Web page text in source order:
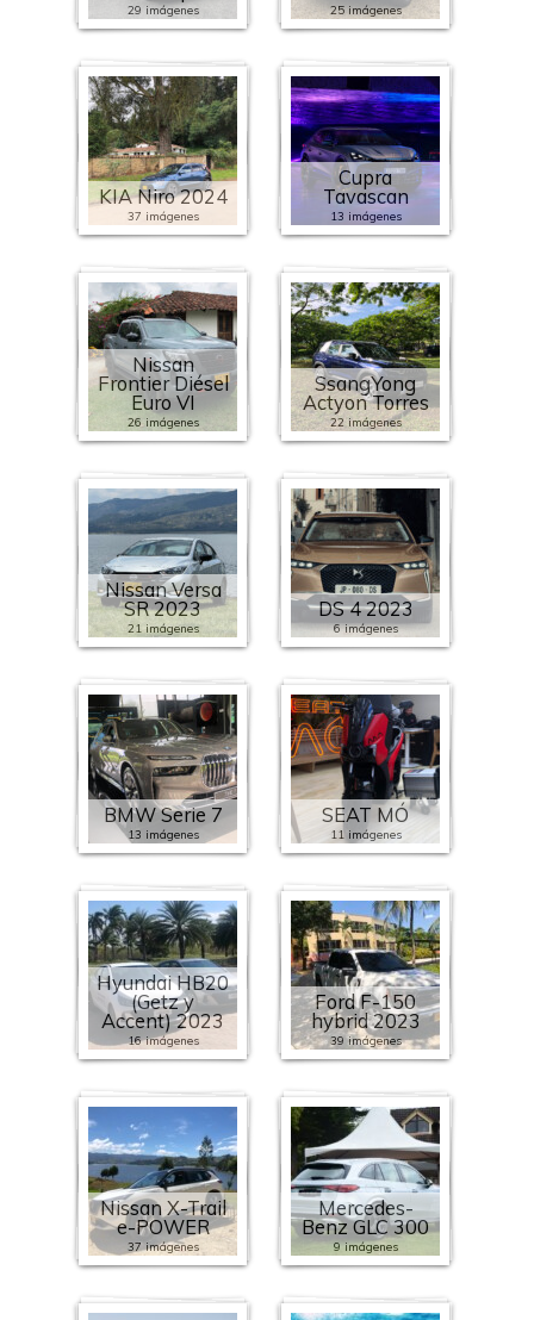
29 imágenes 25 imágenes
KIA Niro 2024
37 imágenes
Cupra
Tavascan
13 imágenes
Nissan
Frontier Diésel
Euro VI
26 imágenes
SsangYong
Actyon Torres
22 imágenes
Nissan Versa
SR 2023
21 imágenes
DS 4 2023
6 imágenes
BMW Serie 7
13 imágenes
SEAT MÓ
11 imágenes
Hyundai HB20
(Getz y
Accent) 2023
16 imágenes
Ford F-150
hybrid 2023
39 imágenes
Nissan X-Trail
e-POWER
37 imágenes
Mercedes-
Benz GLC 300
9 imágenes